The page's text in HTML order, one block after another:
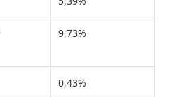
9,73%
0,43%